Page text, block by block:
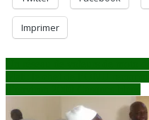
Imprimer
Navigation
de
l’article